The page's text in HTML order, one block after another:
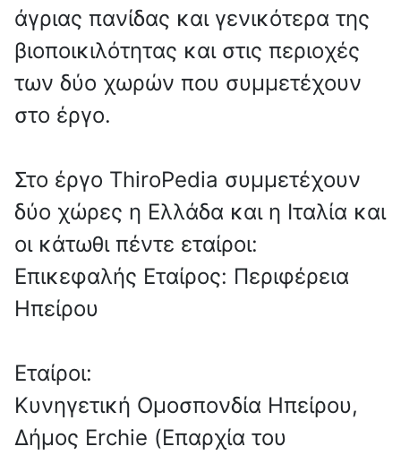
άγριας πανίδας και γενικότερα της
βιοποικιλότητας και στις περιοχές
των δύο χωρών που συμμετέχουν
στο έργο.
Στο έργο ThiroPedia συμμετέχουν
δύο χώρες η Ελλάδα και η Ιταλία και
οι κάτωθι πέντε εταίροι:
Επικεφαλής Εταίρος: Περιφέρεια
Ηπείρου
Εταίροι:
Κυνηγετική Ομοσπονδία Ηπείρου,
Δήμος Erchie (Επαρχία του